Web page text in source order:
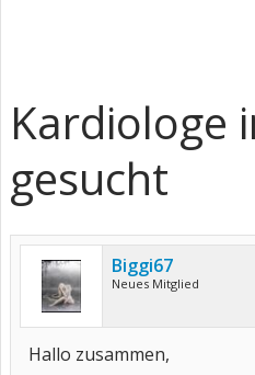
Kardiologe
gesucht
Biggi67
Neues Mitglied
Hallo zusammen,